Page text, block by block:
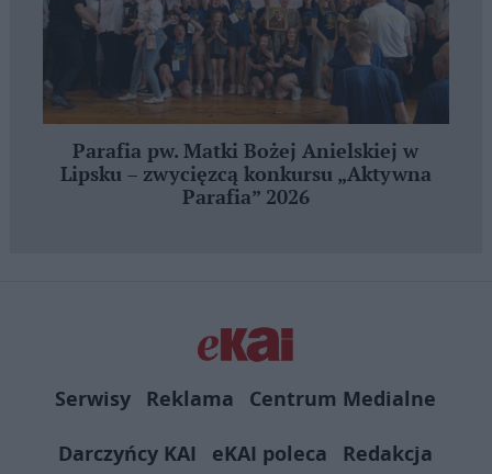
Parafia pw. Matki Bożej Anielskiej w
Lipsku – zwycięzcą konkursu „Aktywna
Parafia” 2026
Serwisy Reklama
Centrum Medialne
Darczyńcy KAI
eKAI poleca Redakcja